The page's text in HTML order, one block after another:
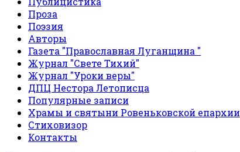
Проза
Поэзия
Авторы
Газета "Православная Луганщина "
Журнал "Свете Тихий"
Журнал "Уроки веры"
ДПЦ Нестора Летописца
Популярные записи
Храмы и святыни Ровеньковской епархии
Стиховизор
Контакты